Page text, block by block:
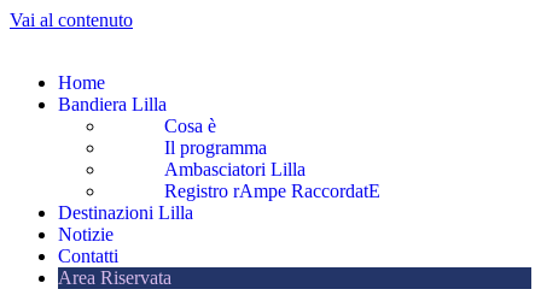
Vai al contenuto
Home
Bandiera Lilla
Cosa è
Il programma
Ambasciatori Lilla
Registro rAmpe RaccordatE
Destinazioni Lilla
Notizie
Contatti
Area Riservata